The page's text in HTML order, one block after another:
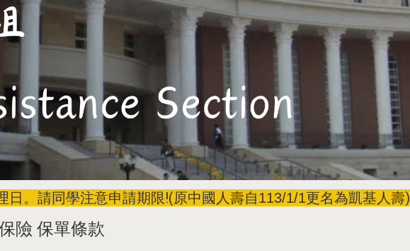
日。請同學注意申請期限!(原中國人壽自113/1/1更名為凱基人壽)
險 保單條款